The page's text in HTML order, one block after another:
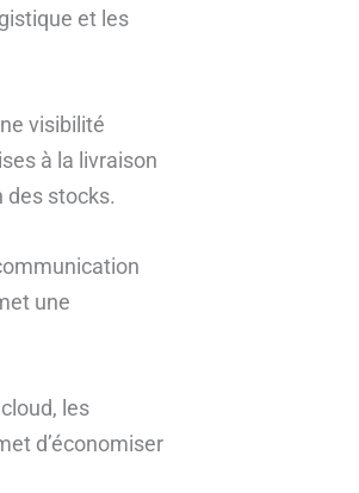
et les
visibilité
à la livraison
des stocks.
une
les
d’économiser